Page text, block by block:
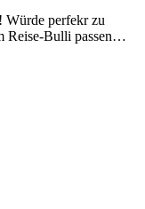
Würde perfekr zu
Reise-Bulli passen…